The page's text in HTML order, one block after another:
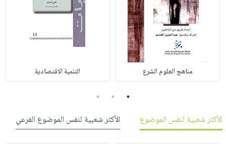
مناهج العلوم الشرع التنمية الاقتصادية
1
2
3
الأكثر شعبية لنفس الموضوع
الأكثر شعبية لنفس الموضوع الفرعي